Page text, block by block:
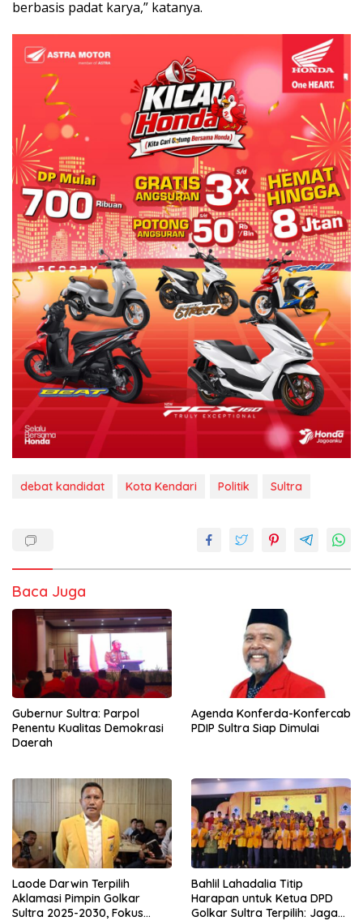
berbasis padat karya,” katanya.
debat kandidat Kota Kendari Politik Sultra
Baca Juga
Gubernur Sultra: Parpol
Penentu Kualitas Demokrasi
Daerah
Agenda Konferda-Konfercab
PDIP Sultra Siap Dimulai
Laode Darwin Terpilih
Aklamasi Pimpin Golkar
Sultra 2025-2030, Fokus
Bahlil Lahadalia Titip
Harapan untuk Ketua DPD
Golkar Sultra Terpilih: Jaga